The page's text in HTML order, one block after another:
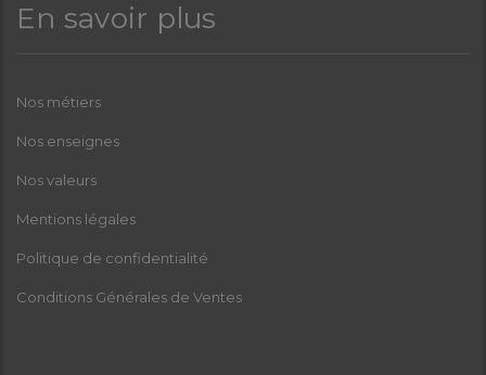
En savoir plus
Nos métiers
Nos enseignes
Nos valeurs
Mentions légales
Politique de confidentialité
Conditions Générales de Ventes